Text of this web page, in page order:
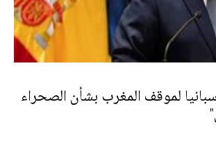
لموقف المغرب بشأن الصحراء